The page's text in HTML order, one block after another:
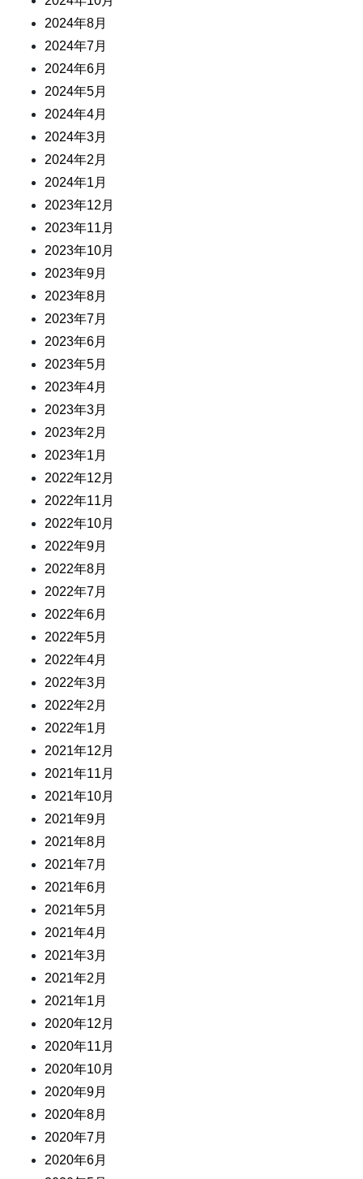
2024年8月
2024年7月
2024年6月
2024年5月
2024年4月
2024年3月
2024年2月
2024年1月
2023年12月
2023年11月
2023年10月
2023年9月
2023年8月
2023年7月
2023年6月
2023年5月
2023年4月
2023年3月
2023年2月
2023年1月
2022年12月
2022年11月
2022年10月
2022年9月
2022年8月
2022年7月
2022年6月
2022年5月
2022年4月
2022年3月
2022年2月
2022年1月
2021年12月
2021年11月
2021年10月
2021年9月
2021年8月
2021年7月
2021年6月
2021年5月
2021年4月
2021年3月
2021年2月
2021年1月
2020年12月
2020年11月
2020年10月
2020年9月
2020年8月
2020年7月
2020年6月